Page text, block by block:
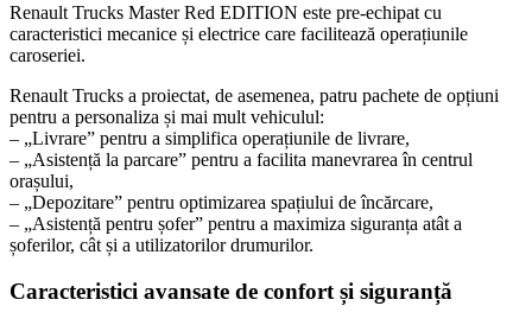
Renault Trucks Master Red EDITION este pre-echipat cu
caracteristici mecanice și electrice care facilitează operațiunile
caroseriei.
Renault Trucks a proiectat, de asemenea, patru pachete de opțiuni
pentru a personaliza și mai mult vehiculul:
– „Livrare” pentru a simplifica operațiunile de livrare,
– „Asistență la parcare” pentru a facilita manevrarea în centrul
orașului,
– „Depozitare” pentru optimizarea spațiului de încărcare,
– „Asistență pentru șofer” pentru a maximiza siguranța atât a
șoferilor, cât și a utilizatorilor drumurilor.
Caracteristici avansate de confort și siguranță